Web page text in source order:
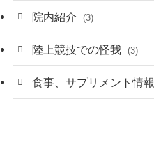
院内紹介 (3)
陸上競技での怪我 (3)
食事、サプリメント情報